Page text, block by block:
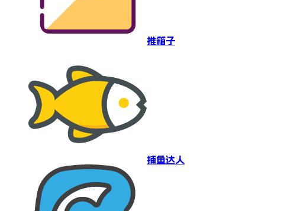
推箱子
捕鱼达人